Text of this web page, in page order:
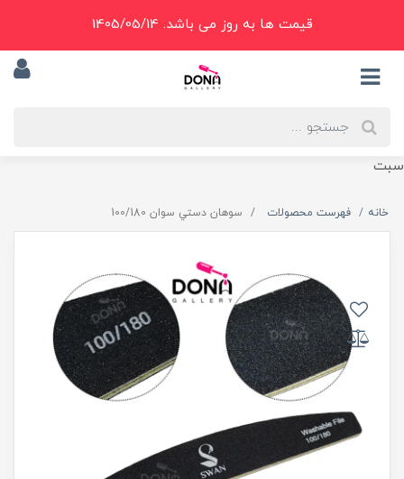
سبت
قیمت ها به روز می باشد. 1405/05/14
خانه فهرست محصولات سوهان دستي سوان 100/180